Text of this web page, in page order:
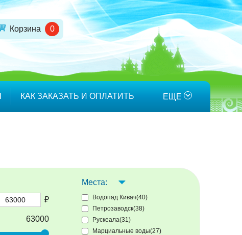
Корзина 0
КАК ЗАКАЗАТЬ И ОПЛАТИТЬ ЕЩЕ
₽
63000
Места:
Водопад Кивач(40)
Петрозаводск(38)
Рускеала(31)
Марциальные воды(27)